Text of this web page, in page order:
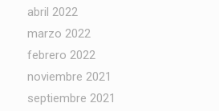
abril 2022
marzo 2022
febrero 2022
noviembre 2021
septiembre 2021